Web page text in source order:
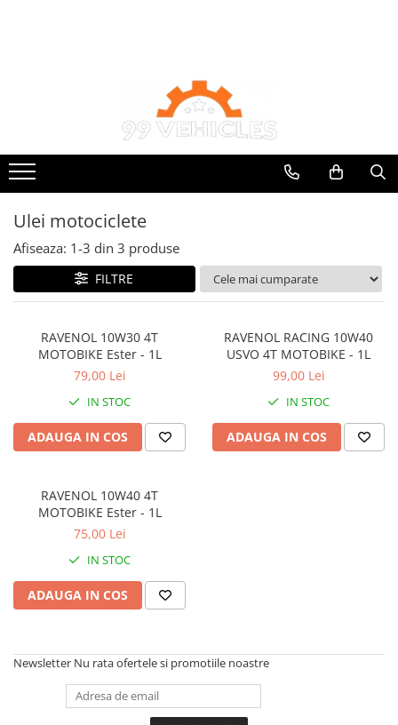
Mercedes
ZF
Manuala
0W40
10W40
5W20
5W30
5W50
AMSOIL
USVO
Ulei motociclete
Afiseaza: 1-3 din 3 produse
FILTRE
RAVENOL 10W30 4T
MOTOBIKE Ester - 1L
79,00 Lei
IN STOC
ADAUGA IN COS
RAVENOL RACING 10W40
USVO 4T MOTOBIKE - 1L
99,00 Lei
IN STOC
ADAUGA IN COS
RAVENOL 10W40 4T
MOTOBIKE Ester - 1L
75,00 Lei
IN STOC
ADAUGA IN COS
Newsletter Nu rata ofertele si promotiile noastre